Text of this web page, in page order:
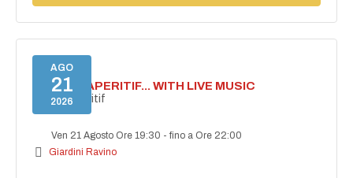
AGO
21
2026
SECRET APERITIF... WITH LIVE MUSIC
Secret aperitif
Ven 21 Agosto Ore 19:30 -fino a Ore 22:00
Giardini Ravino